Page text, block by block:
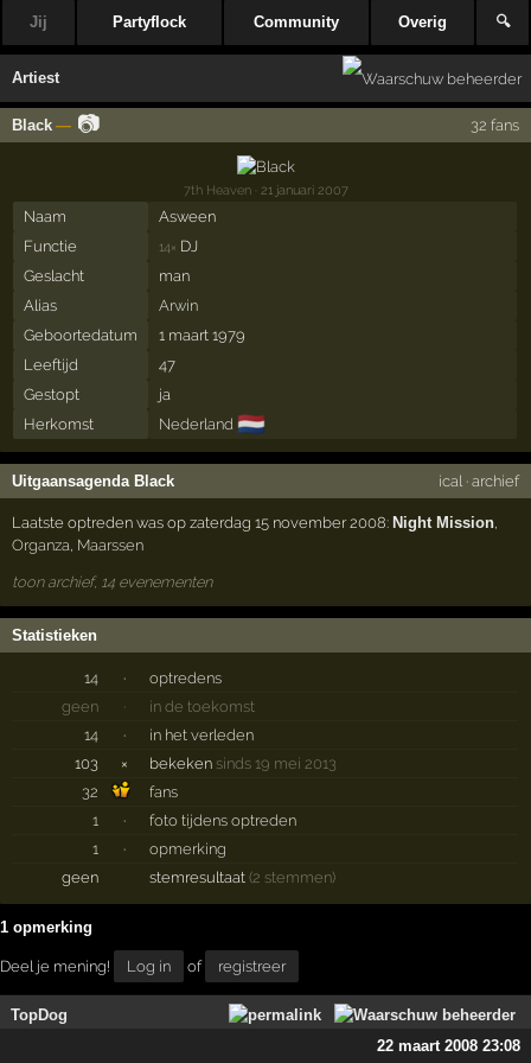
Jij Partyflock Community Overig 🔍
Artiest
Black — 📷 32 fans
7th Heaven· 21 januari 2007
Naam
Asween
Functie
14× DJ
Geslacht
man
Alias
Arwin
Geboortedatum
1 maart 1979
Leeftijd
47
Gestopt
ja
Herkomst
Nederland 🇳🇱
Uitgaansagenda Black ical· archief
Laatste optreden was op zaterdag 15 november 2008:Night Mission
Organza Maarssen
toon archief, 14 evenementen
Statistieken
14 ·
optredens
geen
·
in de toekomst
14
·
in het verleden
103
× bekeken sinds 19 mei 2013
32
fans
1
·
foto tijdens optreden
1
·
opmerking
geen
stemresultaat(2 stemmen)
1 opmerking
Deel je mening! Log in of registreer
TopDog
22 maart 2008 23:08